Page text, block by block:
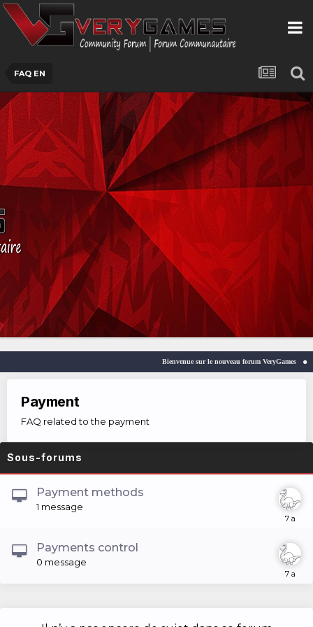
FAQ EN
Bienvenue sur le nouveau forum VeryGames
Payment
FAQ related to the payment
Sous-forums
Payment methods
1 message
Payments control
0 message